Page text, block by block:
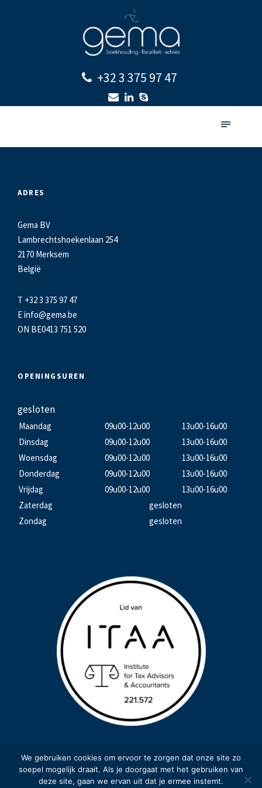
+32 3 375 97 47
ADRES
Gema BV
Lambrechtshoekenlaan 254
2170 Merksem
België
T +32 3 375 97 47
Einfo@gema.be
ON BE0413 751 520
OPENINGSUREN
gesloten
Maandag 09u00-12u00
13u00-16u00
Dinsdag
09u00-12u00
13u00-16u00
Woensdag
09u00-12u00
13u00-16u00
Donderdag
09u00-12u00
13u00-16u00
Vrijdag
09u00-12u00
13u00-16u00
Zaterdag
gesloten
Zondag
gesloten
© COPYRIGHT 2023 GEMA BV - ALLE RECHTEN
We gebruiken cookies om ervoor te zorgen dat onze site zo
soepel mogelijk draait. Als je doorgaat met het gebruiken van
deze site, gaan we ervan uit dat je ermee instemt.